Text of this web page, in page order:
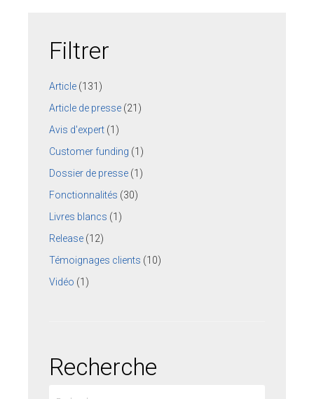
Filtrer
Article (131)
Article de presse (21)
Avis d'expert (1)
Customer funding (1)
Dossier de presse (1)
Fonctionnalités (30)
Livres blancs (1)
Release (12)
Témoignages clients (10)
Vidéo (1)
Recherche